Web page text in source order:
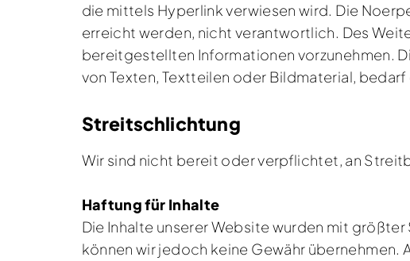
die mittels Hyperlink verwiesen wird. Die
erreicht werden, nicht verantwortlich. Des
bereitgestellten Informationen vorzunehmen.
von Texten, Textteilen oder Bildmaterial,
Streitschlichtung
Wir sind nicht bereit oder verpflichtet, an
Haftung für Inhalte
Die Inhalte unserer Website wurden mit
können wir jedoch keine Gewähr